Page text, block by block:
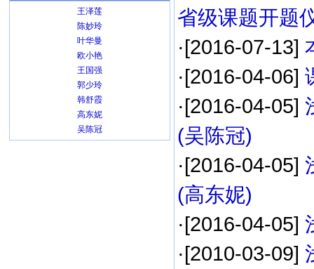
王泽莲
陈妙玲
叶华曼
欧小艳
王国强
郭少玲
韩舒霞
高东妮
吴陈冠
省级课题开题
·[2016-07-13]
·[2016-04-06]
·[2016-04-05]
(吴陈冠)
·[2016-04-05]
(高东妮)
·[2016-04-05]
·[2010-03-09]